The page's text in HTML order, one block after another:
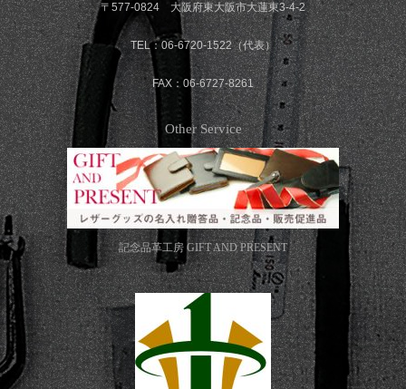
〒577-0824 大阪府東大阪市大蓮東3-4-2
TEL：06-6720-1522（代表）
FAX：06-6727-8261
Other Service
記念品革工房 GIFT AND PRESENT